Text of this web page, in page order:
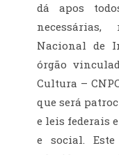
dá apos
Nacional de
órgão
Cultura –
que será
e leis federais
e social.